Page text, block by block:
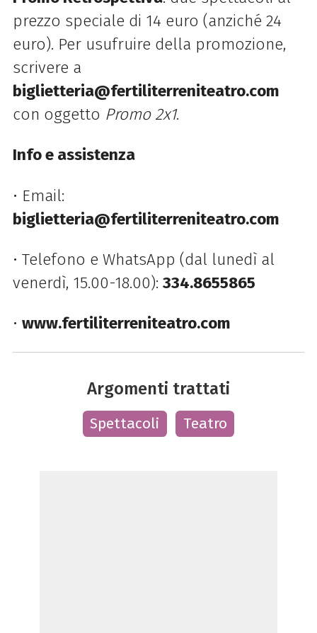
prezzo speciale di 14 euro (anziché 24
euro). Per usufruire della promozione,
scrivere a
biglietteria@fertiliterreniteatro.com
con oggetto Promo 2x1.
Info e assistenza
• Email:
biglietteria@fertiliterreniteatro.com
• Telefono e WhatsApp (dal lunedì al
venerdì, 15.00-18.00): 334.8655865
• www.fertiliterreniteatro.com
Argomenti trattati
Spettacoli Teatro